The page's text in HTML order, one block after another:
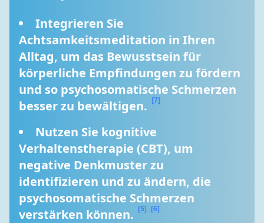
Integrieren Sie
Achtsamkeitsmeditation in Ihren
Alltag, um das Bewusstsein für
körperliche Empfindungen zu fördern
und so psychosomatische Schmerzen
besser zu bewältigen. [7]
Nutzen Sie kognitive
Verhaltenstherapie (CBT), um
negative Denkmuster zu
identifizieren und zu ändern, die
psychosomatische Schmerzen
verstärken können. [5] [6]